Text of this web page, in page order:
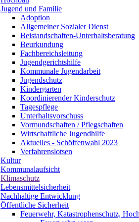
Jugend und Familie
Adoption
Allgemeiner Sozialer Dienst
Beistandschaften-Unterhaltsberatung
Beurkundung
Fachbereichsleitung
Jugendgerichtshilfe
Kommunale Jugendarbeit
Jugendschutz
Kindergarten
Koordinierender Kinderschutz
Tagespflege
Unterhaltsvorschuss
Vormundschaften / Pflegschaften
Wirtschaftliche Jugendhilfe
Aktuelles - Schöffenwahl 2023
Verfahrenslotsen
Kultur
Kommunalaufsicht
Klimaschutz
Lebensmittelsicherheit
Nachhaltige Entwicklung
Öffentliche Sicherheit
Feuerwehr, Katastrophenschutz,